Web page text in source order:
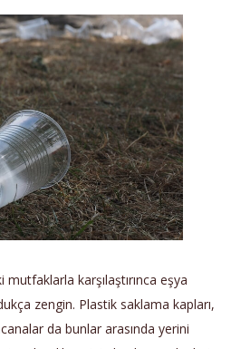
karşılaştırınca eşya
zengin. Plastik saklama kapları,
da bunlar arasında yerini